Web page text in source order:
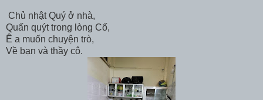
Chủ nhật Quý ở nhà,
Quấn quýt trong lòng Cố,
Ê a muốn chuyện trò,
Về bạn và thầy cô.